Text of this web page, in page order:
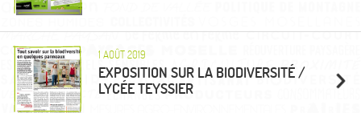
1 AOÛT 2019
EXPOSITION SUR LA BIODIVERSITÉ /
LYCÉE TEYSSIER